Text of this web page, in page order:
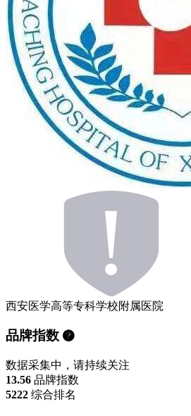
西安医学高等专科学校附属医院
品牌指数
数据采集中，请持续关注
13.56 品牌指数
5222 综合排名